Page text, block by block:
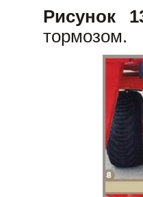
Рисунок
тормозом.